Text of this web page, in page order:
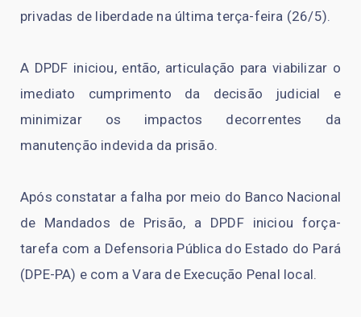
privadas de liberdade na última terça-feira (26/5).
A DPDF iniciou, então, articulação para viabilizar o
imediato cumprimento da decisão judicial e
minimizar os impactos decorrentes da
manutenção indevida da prisão.
Após constatar a falha por meio do Banco Nacional
de Mandados de Prisão, a DPDF iniciou força-
tarefa com a Defensoria Pública do Estado do Pará
(DPE-PA) e com a Vara de Execução Penal local.